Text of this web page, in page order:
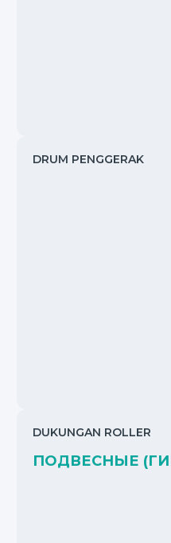
DRUM PENGGERAK
DUKUNGAN ROLLER
ПОДВЕСНЫЕ